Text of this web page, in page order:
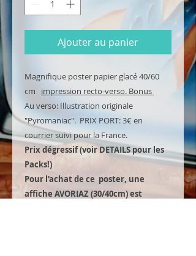
Ajouter au panier
Magnifique poster papier glacé 40/60
cm impression recto-verso. Bonus
Au verso: Illustration originale
"Pyromaniac". PRIX PORT: 3€ en
courrier suivi pour la France.
Prix dégressif (voir DETAILS pour les
Packs!)
Pour l'achat de ce poster, une
affiche AVORIAZ (30/40cm) est